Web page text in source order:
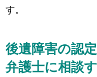
す。
後遺障害の認
弁護士に相談